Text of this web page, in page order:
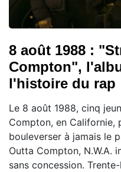
8 août 1988 :
Compton",
l'histoire du rap
Le 8 août 1988, cinq
Compton, en Californie,
bouleverser à jamais le
Outta Compton, N.W.A.
sans concession.